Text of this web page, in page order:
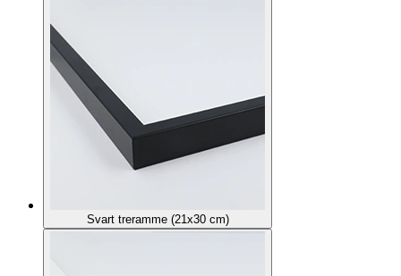
Svart treramme (21x30 cm)